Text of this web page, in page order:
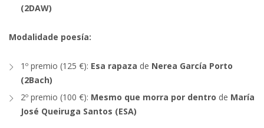
(2DAW)
Modalidade poesía:
1º premio (125 €): Esa rapaza de Nerea García Porto
(2Bach)
2º premio (100 €): Mesmo que morra por dentro de María
José Queiruga Santos (ESA)